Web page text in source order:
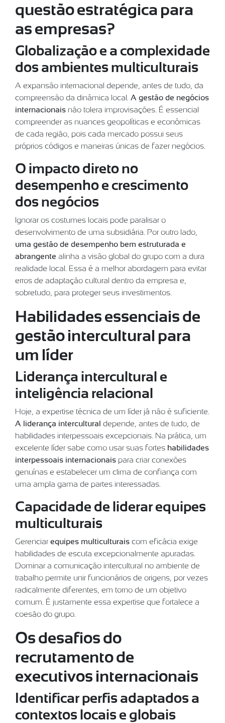
questão estratégica para
as empresas?
Globalização e a complexidade
dos ambientes multiculturais
A expansão internacional depende, antes de tudo, da
compreensão da dinâmica local. A gestão de negócios
internacionais não tolera improvisações. É essencial
compreender as nuances geopolíticas e econômicas
de cada região, pois cada mercado possui seus
próprios códigos e maneiras únicas de fazer negócios.
O impacto direto no
desempenho e crescimento
dos negócios
Ignorar os costumes locais pode paralisar o
desenvolvimento de uma subsidiária. Por outro lado,
uma gestão de desempenho bem estruturada e
abrangente alinha a visão global do grupo com a dura
realidade local. Essa é a melhor abordagem para evitar
erros de adaptação cultural dentro da empresa e,
sobretudo, para proteger seus investimentos.
Habilidades essenciais de
gestão intercultural para
um líder
Liderança intercultural e
inteligência relacional
Hoje, a expertise técnica de um líder já não é suficiente.
A liderança intercultural depende, antes de tudo, de
habilidades interpessoais excepcionais. Na prática, um
excelente líder sabe como usar suas fortes habilidades
interpessoais internacionais para criar conexões
genuínas e estabelecer um clima de confiança com
uma ampla gama de partes interessadas.
Capacidade de liderar equipes
multiculturais
Gerenciar equipes multiculturais com eficácia exige
habilidades de escuta excepcionalmente apuradas.
Dominar a comunicação intercultural no ambiente de
trabalho permite unir funcionários de origens, por vezes
radicalmente diferentes, em torno de um objetivo
comum. É justamente essa expertise que fortalece a
coesão do grupo.
Os desafios do
recrutamento de
executivos internacionais
Identificar perfis adaptados a
contextos locais e globais